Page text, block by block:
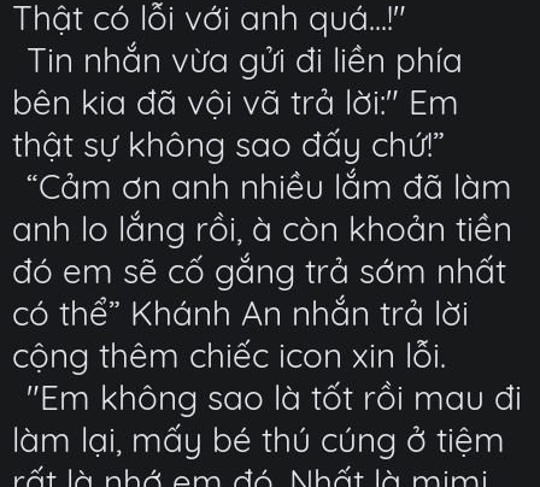
Thật có lỗi với anh quá...!"
Tin nhắn vừa gửi đi liền phía
bên kia đã vội vã trả lời:" Em
thật sự không sao đấy chứ!”
“Cảm ơn anh nhiều lắm đã làm
anh lo lắng rồi, à còn khoản tiền
đó em sẽ cố gắng trả sớm nhất
có thể” Khánh An nhắn trả lời
cộng thêm chiếc icon xin lỗi.
"Em không sao là tốt rồi mau đi
làm lại, mấy bé thú cúng ở tiệm